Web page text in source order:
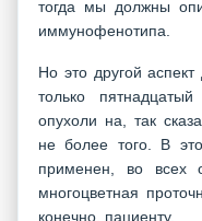
тогда мы должны
иммунофенотипа.
Но это другой
только
опухоли на, так
не более того. В
применен, во всех
многоцветная
конечно, пациенту.